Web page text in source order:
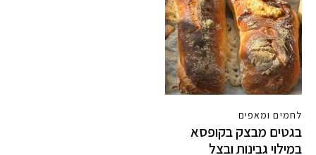
לחמים ומאפים
בגטים מבצק בקופסא
במילוי גבינות ובצל